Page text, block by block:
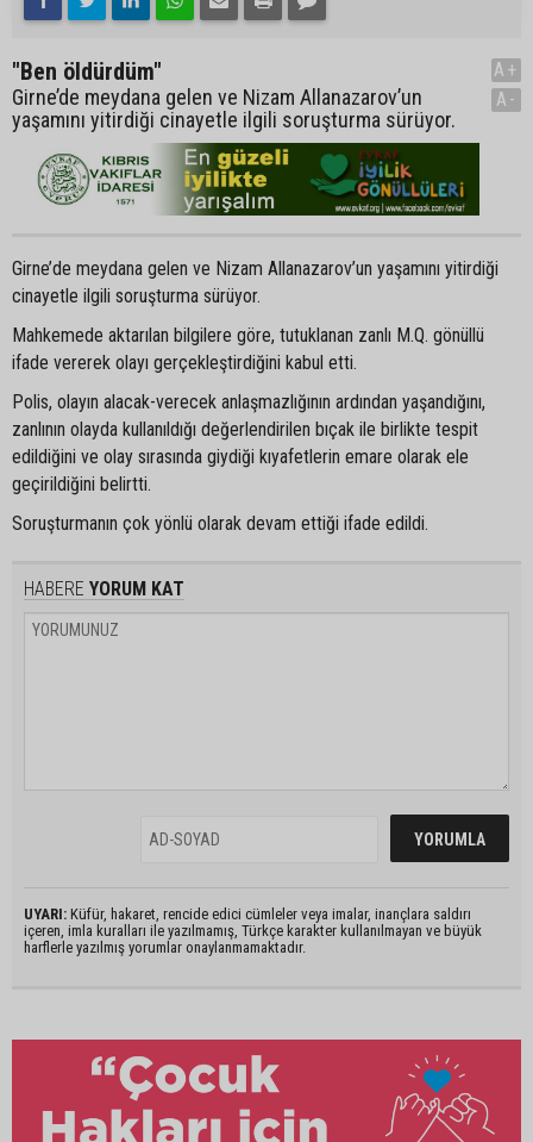
"Ben öldürdüm"
Girne’de meydana gelen ve Nizam Allanazarov’un
yaşamını yitirdiği cinayetle ilgili soruşturma sürüyor.
A+
A-
Girne’de meydana gelen ve Nizam Allanazarov’un yaşamını yitirdiği
cinayetle ilgili soruşturma sürüyor.
Mahkemede aktarılan bilgilere göre, tutuklanan zanlı M.Q. gönüllü
ifade vererek olayı gerçekleştirdiğini kabul etti.
Polis, olayın alacak-verecek anlaşmazlığının ardından yaşandığını,
zanlının olayda kullanıldığı değerlendirilen bıçak ile birlikte tespit
edildiğini ve olay sırasında giydiği kıyafetlerin emare olarak ele
geçirildiğini belirtti.
Soruşturmanın çok yönlü olarak devam ettiği ifade edildi.
HABERE YORUM KAT
UYARI: Küfür, hakaret, rencide edici cümleler veya imalar, inançlara saldırı
içeren, imla kuralları ile yazılmamış, Türkçe karakter kullanılmayan ve büyük
harflerle yazılmış yorumlar onaylanmamaktadır.